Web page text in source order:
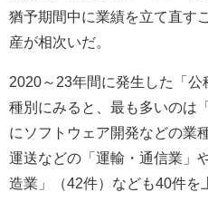
猶予期間中に業績を立て直す
産が相次いだ。
2020～23年間に発生した「
種別にみると、最も多いのは
にソフトウェア開発などの業
運送などの「運輸・通信業」
造業」（42件）なども40件を